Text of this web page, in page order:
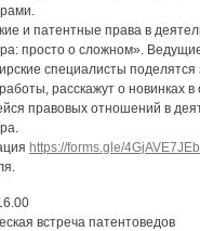
и патентные права в
просто о сложном».
специалисты поделятся
расскажут о новинках
правовых отношений в
https://forms.gle/
встреча патентоведов